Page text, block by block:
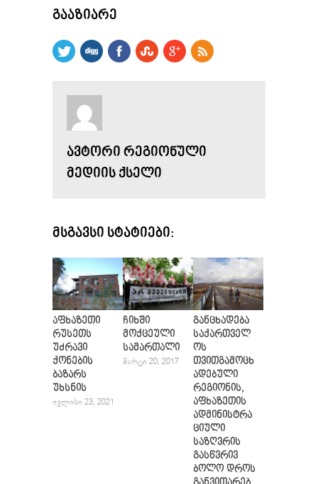
ᲒᲐᲐᲖᲘᲐᲠᲔ
ᲐᲕᲢᲝᲠᲘ ᲠᲔᲒᲘᲝᲜᲣᲚᲘ
ᲛᲔᲓᲘᲘᲡ ᲥᲡᲔᲚᲘ
ᲛᲡᲒᲐᲕᲡᲘ ᲡᲢᲐᲢᲘᲔᲑᲘ:
აფხაზეთი
რუსეთს
უძრავი
ქონების
ბაზარს
უხსნის
ᲘᲕᲚᲘᲡᲘ 23, 2021
ჩიხში
მოქცეული
სამართალი
ᲛᲐᲠᲢᲘ 20, 2017
განცხადება
საქართველ
ოს
თვითგამოცხ
ადებული
რეგიონის,
აფხაზეთის
ადმინისტრა
ციული
საზღვრის
გასწვრივ
ბოლო დროს